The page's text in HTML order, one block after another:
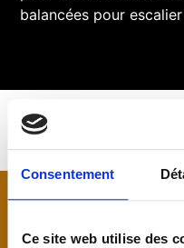
Consentement
Ce site web utilise des
balancées pour
Parquet